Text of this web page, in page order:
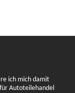
ich mich damit
Autoteilehandel